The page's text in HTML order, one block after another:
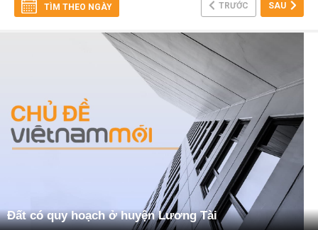
TÌM THEO NGÀY TRƯỚC SAU
Đất có quy hoạch ở huyện Lương Tài